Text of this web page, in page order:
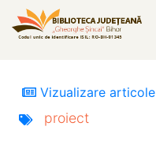
Vizualizare articole
proiect